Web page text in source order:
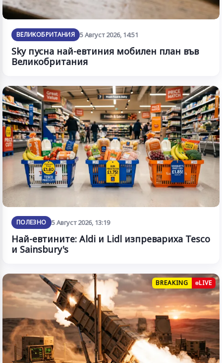
ВЕЛИКОБРИТАНИЯ 5 Август 2026, 14:51
Sky пусна най-евтиния мобилен план във
Великобритания
ПОЛЕЗНО 5 Август 2026, 13:19
Най-евтините: Aldi и Lidl изпревариха Tesco
и Sainsbury's
BREAKING LIVE